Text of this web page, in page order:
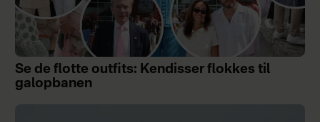
Se de flotte outfits: Kendisser flokkes til
galopbanen